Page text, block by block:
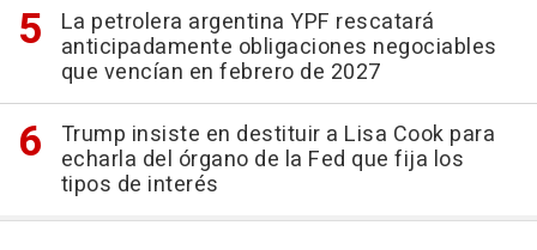
La petrolera argentina YPF rescatará
anticipadamente obligaciones negociables
que vencían en febrero de 2027
Trump insiste en destituir a Lisa Cook para
echarla del órgano de la Fed que fija los
tipos de interés